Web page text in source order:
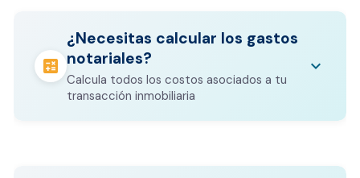
calculate
¿Necesitas calcular los gastos
notariales?
Calcula todos los costos asociados a tu
transacción inmobiliaria
keyboard_arrow_down
Los gastos notariales incluyen